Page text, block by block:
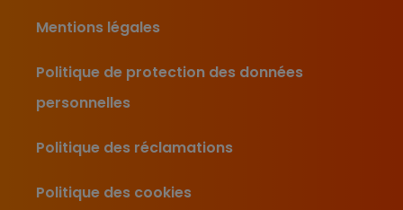
Mentions légales
Politique de protection des données
personnelles
Politique des réclamations
Politique des cookies